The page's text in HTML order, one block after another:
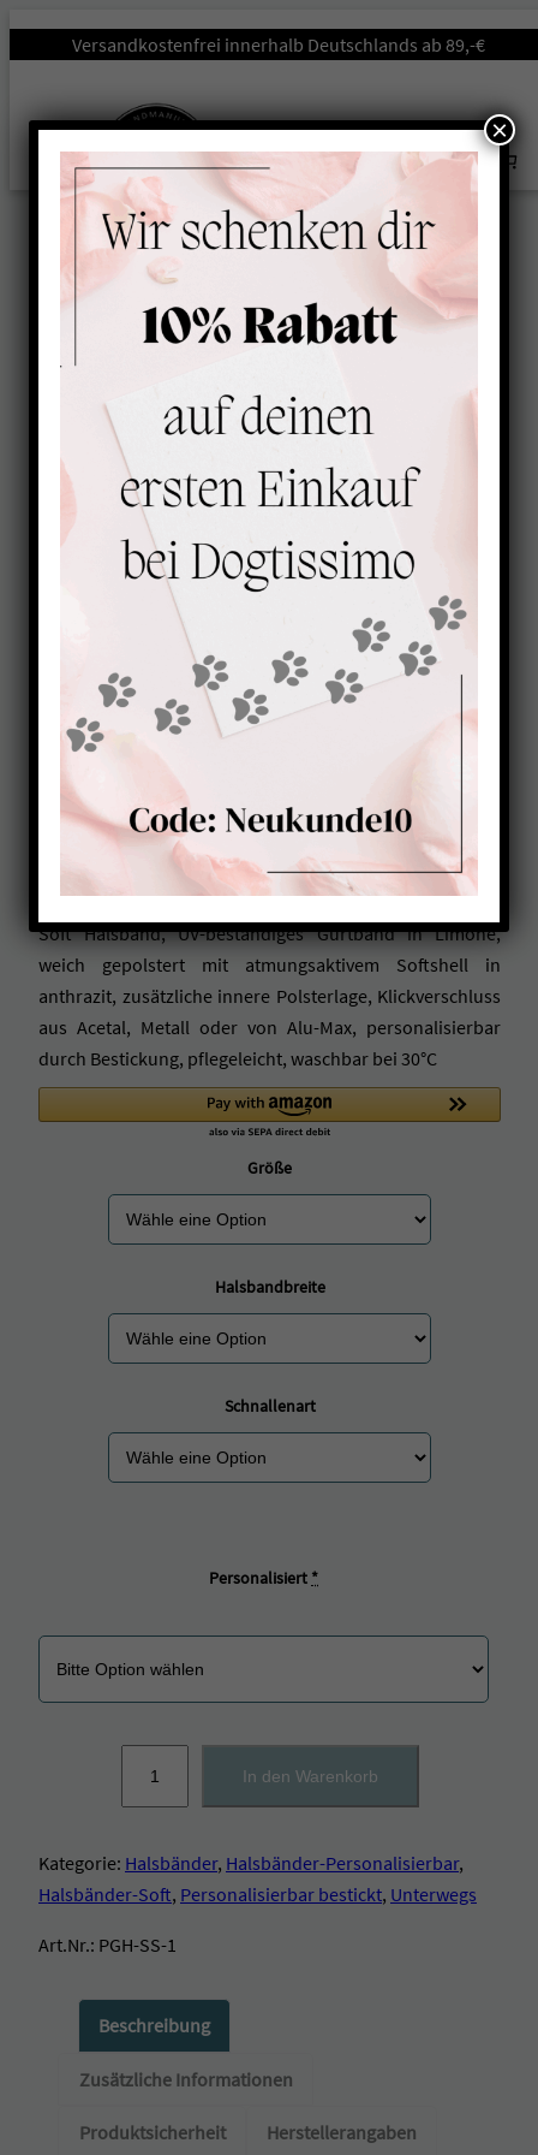
Versandkostenfrei innerhalb Deutschlands ab 89,-€
Klickverschluss ANTHRAZIT-LIMONE
Softhalsband mit
Klickverschluss ANTHRAZIT-
LIMONE
ab 39,00€
Soft Halsband, UV-beständiges Gurtband in Limone,
weich gepolstert mit atmungsaktivem Softshell in
anthrazit, zusätzliche innere Polsterlage, Klickverschluss
aus Acetal, Metall oder von Alu-Max, personalisierbar
durch Bestickung, pflegeleicht, waschbar bei 30°C
Größe
Halsbandbreite
Schnallenart
Personalisiert *
f
h
a
s
a
n
d
m
t
In den Warenkorb
Kategorie: Halsbänder, Halsbänder-Personalisierbar
Halsbänder-Soft, Personalisierbar bestickt, Unterwegs
Art.Nr.: PGH-SS-1
Beschreibung
Zusätzliche Informationen
Produktsicherheit Herstellerangaben
×